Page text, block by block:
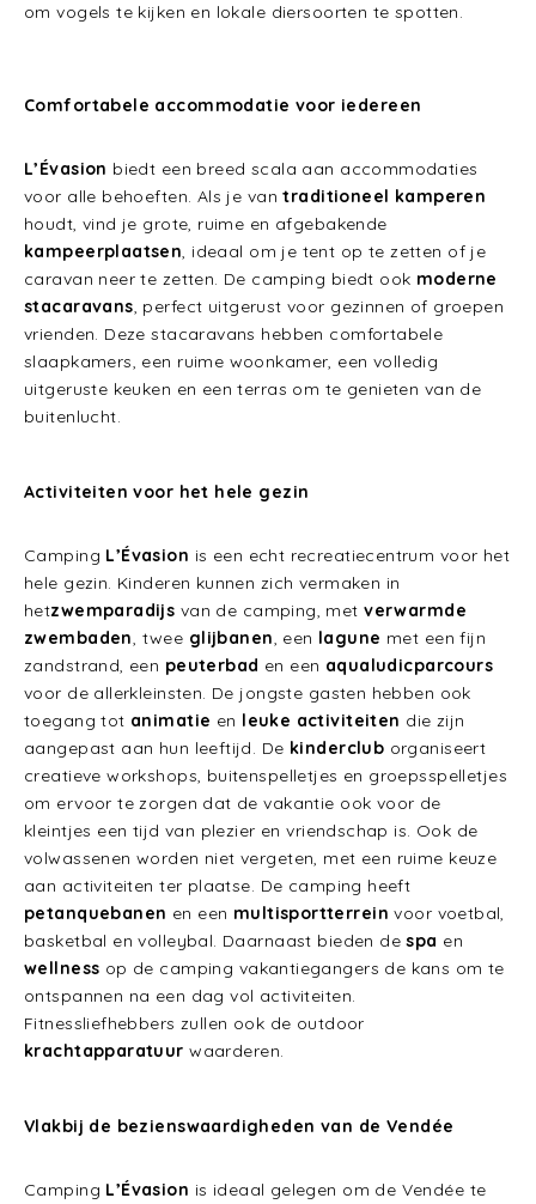
om vogels te kijken en lokale diersoorten te spotten.
Comfortabele accommodatie voor iedereen
L’Évasion biedt een breed scala aan accommodaties
voor alle behoeften. Als je vantraditioneel kamperen
houdt, vind je grote, ruime en afgebakende
kampeerplaatsen, ideaal om je tent op te zetten of je
caravan neer te zetten. De camping biedt ook moderne
stacaravans, perfect uitgerust voor gezinnen of groepen
vrienden. Deze stacaravans hebben comfortabele
slaapkamers, een ruime woonkamer, een volledig
uitgeruste keuken en een terras om te genieten van de
buitenlucht.
Activiteiten voor het hele gezin
Camping L’Évasion is een echt recreatiecentrum voor het
hele gezin. Kinderen kunnen zich vermaken in
hetzwemparadijs van de camping, metverwarmde
zwembaden, twee glijbanen, een lagune met een fijn
zandstrand, een peuterbad en een aqualudicparcours
voor de allerkleinsten. De jongste gasten hebben ook
toegang tot animatie en leuke activiteiten die zijn
aangepast aan hun leeftijd. De kinderclub organiseert
creatieve workshops, buitenspelletjes en groepsspelletjes
om ervoor te zorgen dat de vakantie ook voor de
kleintjes een tijd van plezier en vriendschap is. Ook de
volwassenen worden niet vergeten, met een ruime keuze
aan activiteiten ter plaatse. De camping heeft
petanquebanen en een multisportterrein voor voetbal,
basketbal en volleybal. Daarnaast bieden despa en
wellness op de camping vakantiegangers de kans om te
ontspannen na een dag vol activiteiten.
Fitnessliefhebbers zullen ook de outdoor
krachtapparatuur waarderen.
Vlakbij de bezienswaardigheden van de Vendée
Camping L’Évasion is ideaal gelegen om de Vendée te